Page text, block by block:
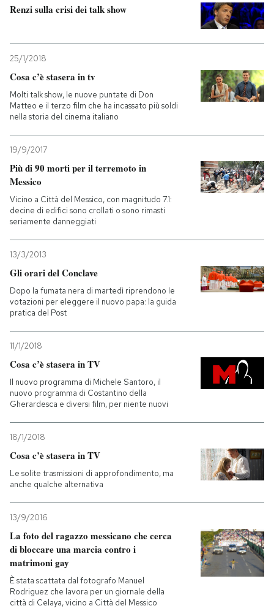
Renzi sulla crisi dei talk show
25/1/2018
Cosa c’è stasera in tv
Molti talk show, le nuove puntate di Don
Matteo e il terzo film che ha incassato più soldi
nella storia del cinema italiano
19/9/2017
Più di 90 morti per il terremoto in
Messico
Vicino a Città del Messico, con magnitudo 7.1:
decine di edifici sono crollati o sono rimasti
seriamente danneggiati
13/3/2013
Gli orari del Conclave
Dopo la fumata nera di martedì riprendono le
votazioni per eleggere il nuovo papa: la guida
pratica del Post
11/1/2018
Cosa c’è stasera in TV
Il nuovo programma di Michele Santoro, il
nuovo programma di Costantino della
Gherardesca e diversi film, per niente nuovi
18/1/2018
Cosa c’è stasera in TV
Le solite trasmissioni di approfondimento, ma
anche qualche alternativa
13/9/2016
La foto del ragazzo messicano che cerca
di bloccare una marcia contro i
matrimoni gay
È stata scattata dal fotografo Manuel
Rodriguez che lavora per un giornale della
città di Celaya, vicino a Città del Messico